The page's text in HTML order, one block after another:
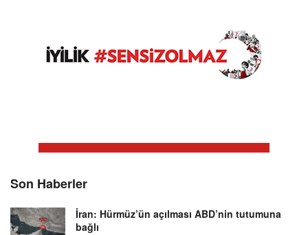
Son Haberler
İran: Hürmüz’ün açılması ABD’nin tutumuna
bağlı